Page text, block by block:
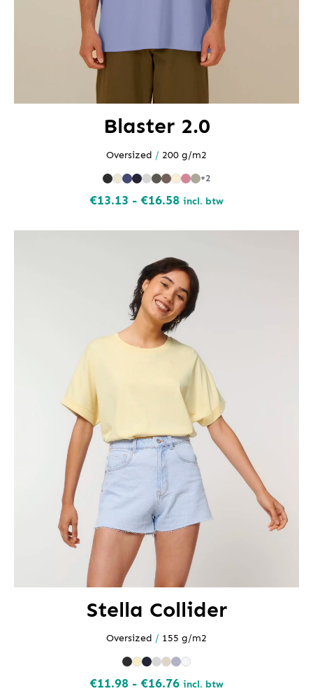
Blaster 2.0
Oversized / 200 g/m2
+2
€13.13 - €16.58 Prijsklasse:
€16.58
incl. btw
Stella Collider
Oversized / 155 g/m2
€11.98 - €16.76Prijsklasse:
incl. btw